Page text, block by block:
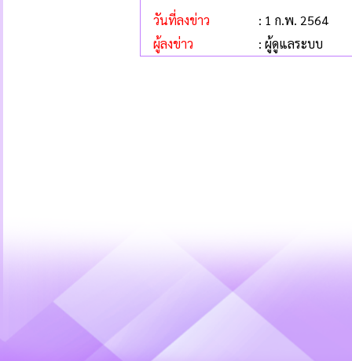
วันที่ลงข่าว
: 1 ก.พ. 2564
ผู้ลงข่าว
: ผู้ดูแลระบบ